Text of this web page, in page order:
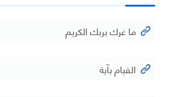
ما غرك بربك الكريم
القيام بآية